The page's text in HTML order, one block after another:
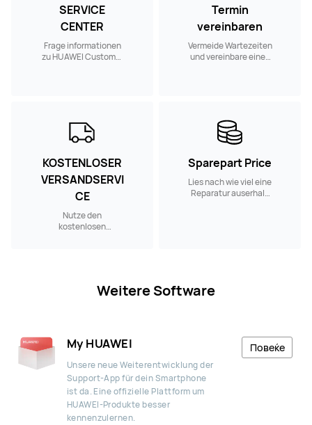
SERVICE
CENTER
Frage informationen
zu HUAWEI Customer
Termin
vereinbaren
Vermeide Wartezeiten
und vereinbare einen
KOSTENLOSER
VERSANDSERVI
CE
Nutze den
kostenlosen
Sparepart Price
Lies nach wie viel eine
Reparatur auserhalb
Weitere Software
My HUAWEI
Unsere neue Weiterentwicklung der
Support-App für dein Smartphone
ist da. Eine offizielle Plattform um
HUAWEI-Produkte besser
kennenzulernen.
Повеќе